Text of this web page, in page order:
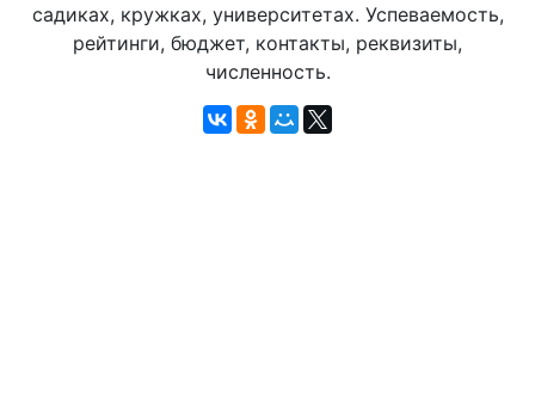
садиках, кружках, университетах. Успеваемость,
рейтинги, бюджет, контакты, реквизиты,
численность.